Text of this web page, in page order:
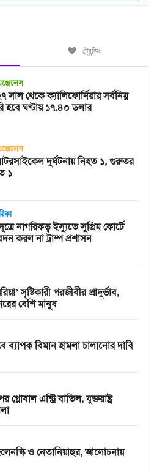
ট্রেন্ডিং
সাল থেকে ক্যালিফোর্নিয়ায় সর্বনিম্ন
হবে ঘণ্টায় ১৭.৪০ ডলার
দুর্ঘটনায় নিহত ১, গুরুতর
১
নাগরিকত্ব ইস্যুতে সুপ্রিম কোর্টে
করল না ট্রাম্প প্রশাসন
সৃষ্টিকারী পরজীবীর প্রাদুর্ভাব,
বেশি মানুষ
ব্যাপক বিমান হামলা চালানোর দাবি
গ্লোবাল এন্ট্রি বাতিল, যুক্তরাষ্ট্র
ও নেতানিয়াহুর, আলোচনায়